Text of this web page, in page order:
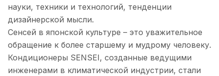
науки, техники и технологий, тенденции
дизайнерской мысли.
Сенсей в японской культуре – это уважительное
обращение к более старшему и мудрому человеку.
Кондиционеры SENSEI, созданные ведущими
инженерами в климатической индустрии, стали